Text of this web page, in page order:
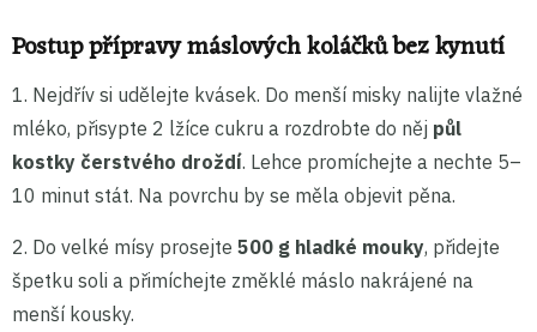
Postup přípravy máslových koláčků bez kynutí
1. Nejdřív si udělejte kvásek. Do menší misky nalijte vlažné
mléko, přisypte 2 lžíce cukru a rozdrobte do něj půl
kostky čerstvého droždí. Lehce promíchejte a nechte 5–
10 minut stát. Na povrchu by se měla objevit pěna.
2. Do velké mísy prosejte 500 g hladké mouky, přidejte
špetku soli a přimíchejte změklé máslo nakrájené na
menší kousky.